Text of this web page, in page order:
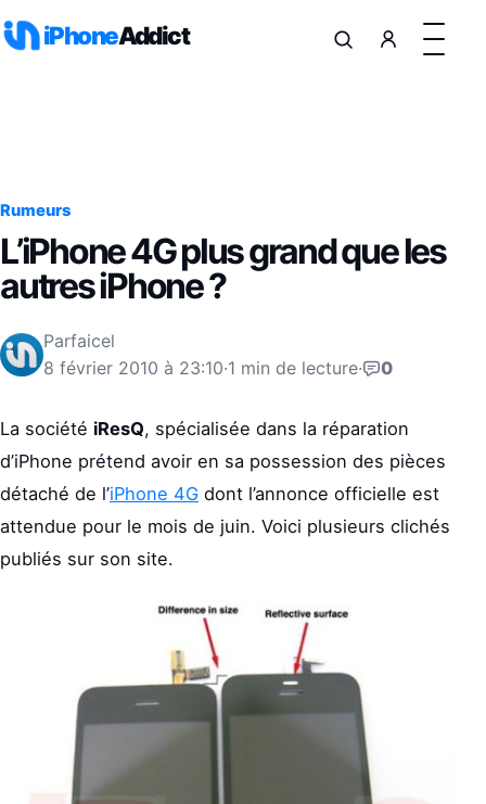
iPhoneAddict
Rumeurs
L’iPhone 4G plus grand que les
autres iPhone ?
Parfaicel
8 février 2010 à 23:10·1 min de lecture· 0
La société iResQ, spécialisée dans la réparation
d’iPhone prétend avoir en sa possession des pièces
détaché de l’iPhone 4G dont l’annonce officielle est
attendue pour le mois de juin. Voici plusieurs clichés
publiés sur son site.